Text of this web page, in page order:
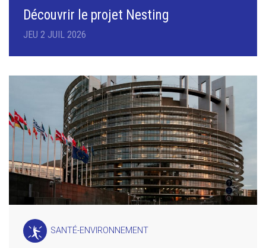
Découvrir le projet Nesting
JEU 2 JUIL 2026
SANTÉ-ENVIRONNEMENT